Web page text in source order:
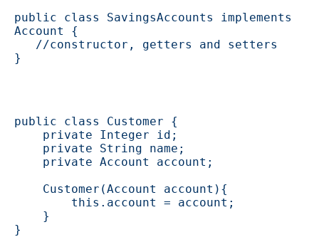
public class SavingsAccounts implements
Account {
   //constructor, getters and setters
}
public class Customer {
    private Integer id;
    private String name;
    private Account account;
    Customer(Account account){
        this.account = account;
    }
}